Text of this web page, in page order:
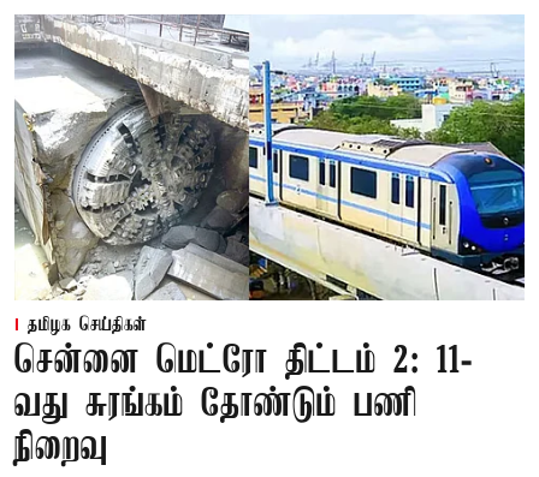
தமிழக செய்திகள்
சென்னை மெட்ரோ திட்டம் 2: 11-
வது சுரங்கம் தோண்டும் பணி
நிறைவு